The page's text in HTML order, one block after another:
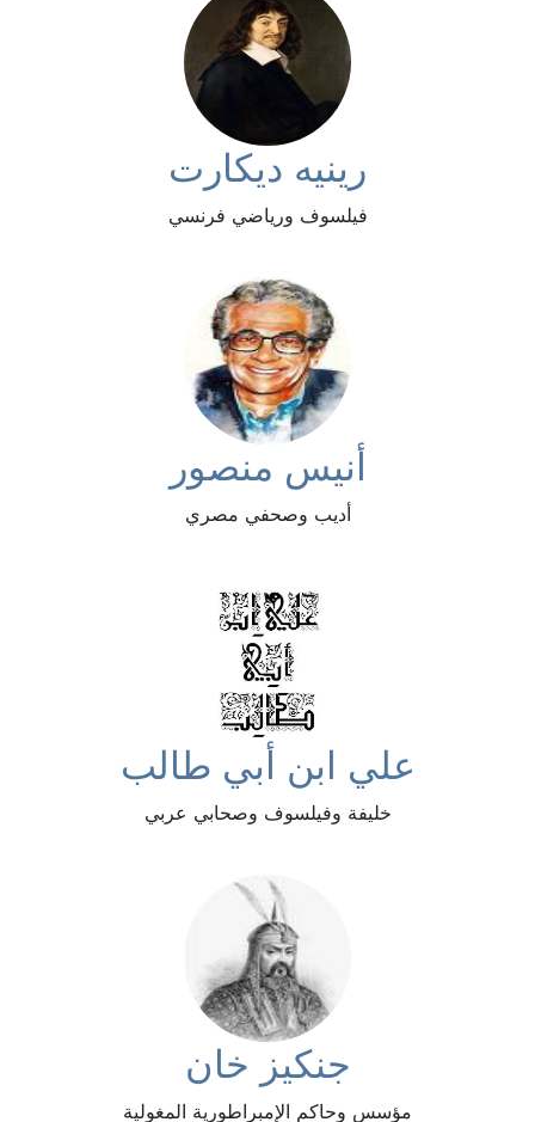
رينيه ديكارت
فيلسوف ورياضي فرنسي
أنيس منصور
أديب وصحفي مصري
علي ابن أبي طالب
خليفة وفيلسوف وصحابي عربي
جنكيز خان
مؤسس وحاكم الإمبراطورية المغولية